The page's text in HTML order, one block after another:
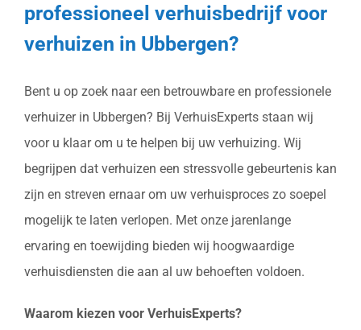
professioneel verhuisbedrijf voor
verhuizen in Ubbergen?
Bent u op zoek naar een betrouwbare en professionele
verhuizer in Ubbergen? Bij VerhuisExperts staan wij
voor u klaar om u te helpen bij uw verhuizing. Wij
begrijpen dat verhuizen een stressvolle gebeurtenis kan
zijn en streven ernaar om uw verhuisproces zo soepel
mogelijk te laten verlopen. Met onze jarenlange
ervaring en toewijding bieden wij hoogwaardige
verhuisdiensten die aan al uw behoeften voldoen.
Waarom kiezen voor VerhuisExperts?